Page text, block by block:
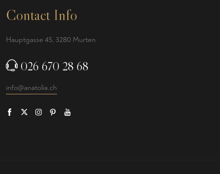
Contact Info
Hauptgasse 45, 3280 Murten
026 670 28 68
info@anatolia.ch